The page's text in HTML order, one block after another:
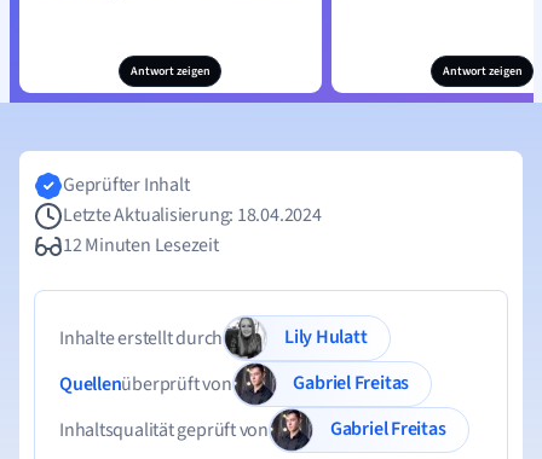
Antwort zeigen Antwort zeigen
Geprüfter Inhalt
Letzte Aktualisierung: 18.04.2024
12 Minuten Lesezeit
Inhalte erstellt durch
Lily Hulatt
Quellenüberprüft von
Gabriel Freitas
Inhaltsqualität geprüft von
Gabriel Freitas